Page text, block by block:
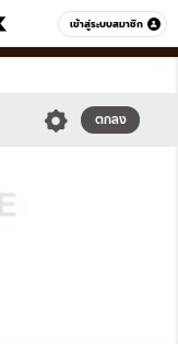
เข้าสู่ระบบสมาชิก
หมวดอื่นๆ
ตกลง